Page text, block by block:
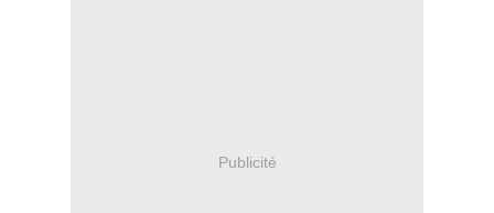
Publicité